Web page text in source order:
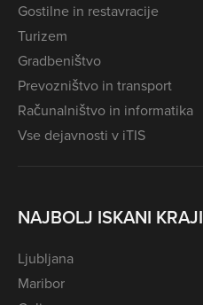
Gostilne in restavracije
Turizem
Gradbeništvo
Prevozništvo in transport
Računalništvo in informatika
Vse dejavnosti v iTIS
NAJBOLJ ISKANI KRAJI
Ljubljana
Maribor